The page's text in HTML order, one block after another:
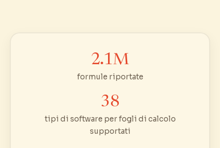
2.1M
formule riportate
38
tipi di software per fogli di calcolo
supportati